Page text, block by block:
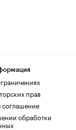
прав
соглашение
обработки